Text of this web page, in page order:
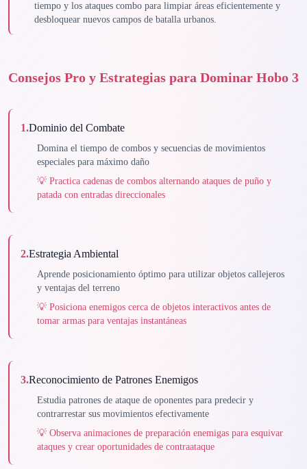
tiempo y los ataques combo para limpiar áreas eficientemente y
desbloquear nuevos campos de batalla urbanos.
Consejos Pro y Estrategias para Dominar Hobo 3
1.Dominio del Combate
Domina el tiempo de combos y secuencias de movimientos
especiales para máximo daño
💡 Practica cadenas de combos alternando ataques de puño y
patada con entradas direccionales
2.Estrategia Ambiental
Aprende posicionamiento óptimo para utilizar objetos callejeros
y ventajas del terreno
💡 Posiciona enemigos cerca de objetos interactivos antes de
tomar armas para ventajas instantáneas
3.Reconocimiento de Patrones Enemigos
Estudia patrones de ataque de oponentes para predecir y
contrarrestar sus movimientos efectivamente
💡 Observa animaciones de preparación enemigas para esquivar
ataques y crear oportunidades de contraataque